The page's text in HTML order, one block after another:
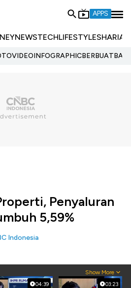
APPS
NEWSTECHLIFESTYLESHARIA
VIDEOINFOGRAPHIC
Penyaluran
5,59%
Indonesia
Show More
04:39 03:23